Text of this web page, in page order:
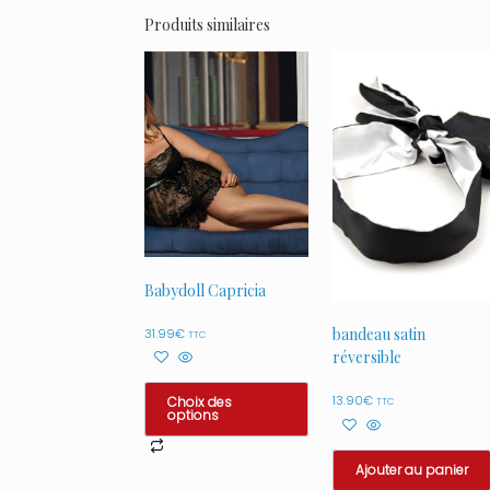
Produits similaires
Babydoll Capricia
31.99€ TTC
Choix des
options
bandeau satin
réversible
13.90€ TTC
Ajouter au panier